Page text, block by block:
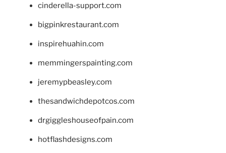
cinderella-support.com
bigpinkrestaurant.com
inspirehuahin.com
memmingerspainting.com
jeremypbeasley.com
thesandwichdepotcos.com
drgiggleshouseofpain.com
hotflashdesigns.com